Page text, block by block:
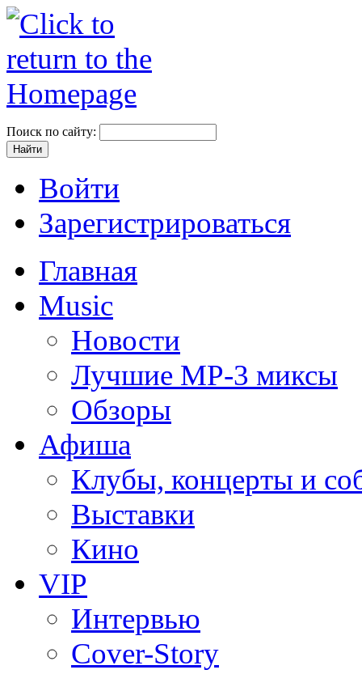
Поиск по сайту:
Войти
Зарегистрироваться
Главная
Music
Новости
Лучшие MP-3 миксы
Обзоры
Афиша
Клубы, концерты и
Выставки
Кино
VIP
Интервью
Cover-Story